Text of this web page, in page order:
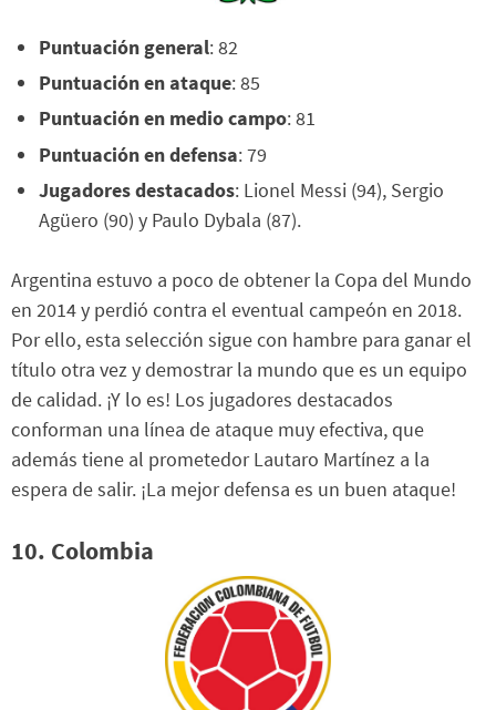
Puntuación general: 82
Puntuación en ataque: 85
Puntuación en medio campo: 81
Puntuación en defensa: 79
Jugadores destacados: Lionel Messi (94), Sergio
Agüero (90) y Paulo Dybala (87).
Argentina estuvo a poco de obtener la Copa del Mundo
en 2014 y perdió contra el eventual campeón en 2018.
Por ello, esta selección sigue con hambre para ganar el
título otra vez y demostrar la mundo que es un equipo
de calidad. ¡Y lo es! Los jugadores destacados
conforman una línea de ataque muy efectiva, que
además tiene al prometedor Lautaro Martínez a la
espera de salir. ¡La mejor defensa es un buen ataque!
10. Colombia